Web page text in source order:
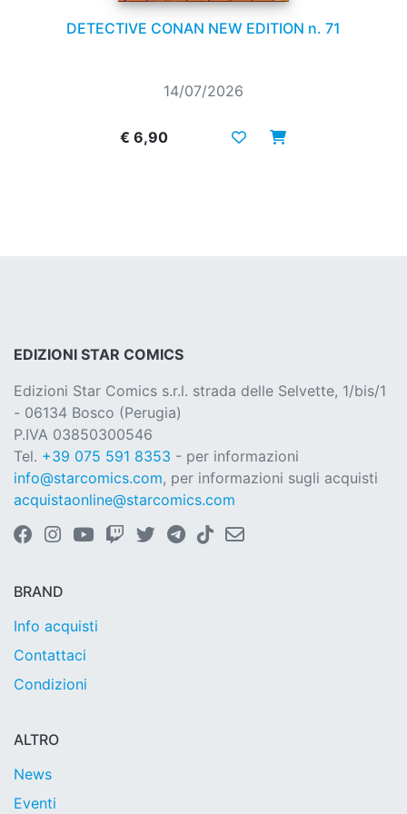
DETECTIVE CONAN NEW EDITION n. 71
14/07/2026
€ 6,90
EDIZIONI STAR COMICS
Edizioni Star Comics s.r.l. strada delle Selvette, 1/bis/1
- 06134 Bosco (Perugia)
P.IVA 03850300546
Tel. +39 075 591 8353 - per informazioni
info@starcomics.com, per informazioni sugli acquisti
acquistaonline@starcomics.com
BRAND
Info acquisti
Contattaci
Condizioni
ALTRO
News
Eventi